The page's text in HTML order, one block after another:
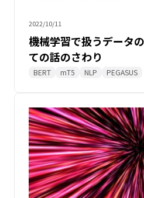
2022/10/11
機械学習で扱うデータ
ての話のさわり
BERT mT5 NLP PEGASUS